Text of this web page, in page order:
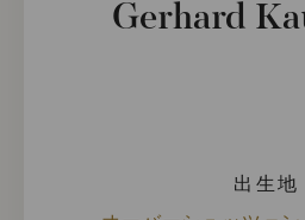
Gerhard
出生地